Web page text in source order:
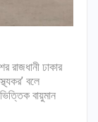
রাজধানী ঢাকার
বলে
বায়ুমান